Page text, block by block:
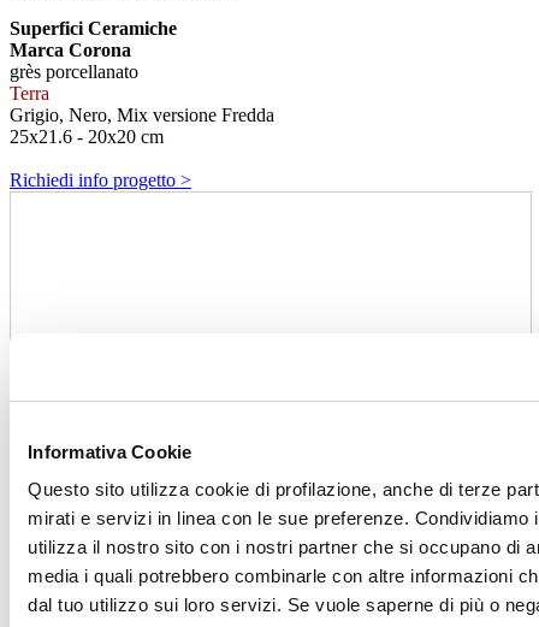
Informativa Cookie
Questo sito utilizza cookie di profilazione, anche di terze
mirati e servizi in linea con le sue preferenze.
utilizza il nostro sito con i nostri partner che si occupano di
media i quali potrebbero combinarle con altre informazioni
dal tuo utilizzo sui loro servizi. Se vuole saperne di più o
Superfici Ceramiche
Marca Corona
grès porcellanato
Terra
Grigio, Nero, Mix versione Fredda
25x21.6 - 20x20 cm
Richiedi info progetto >